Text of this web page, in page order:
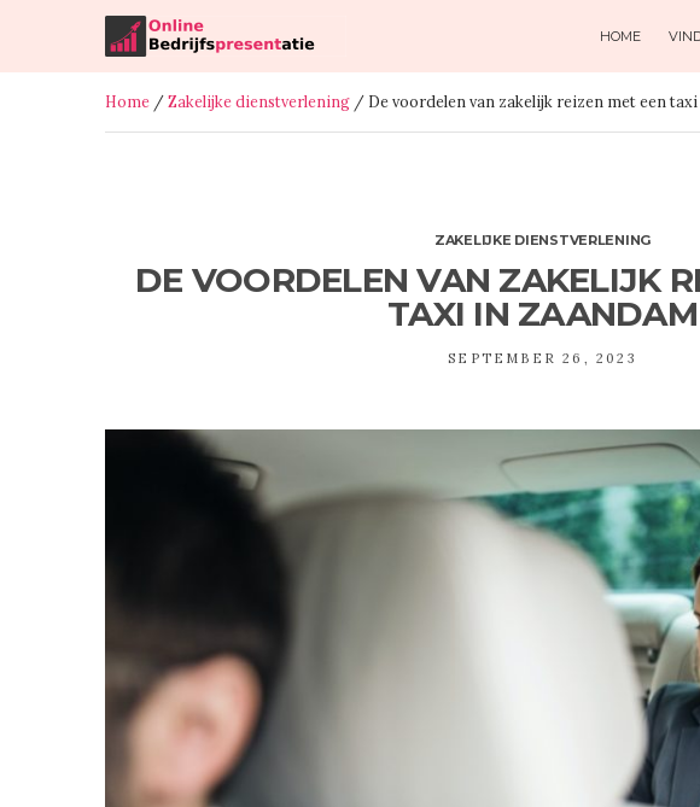
HOME
Home /Zakelijke dienstverlening / De voordelen van zakelijk reizen met een
ZAKELIJKE DIENSTVERLENING
DE VOORDELEN VAN ZAKELIJK
TAXI IN ZAANDAM
SEPTEMBER 26, 2023